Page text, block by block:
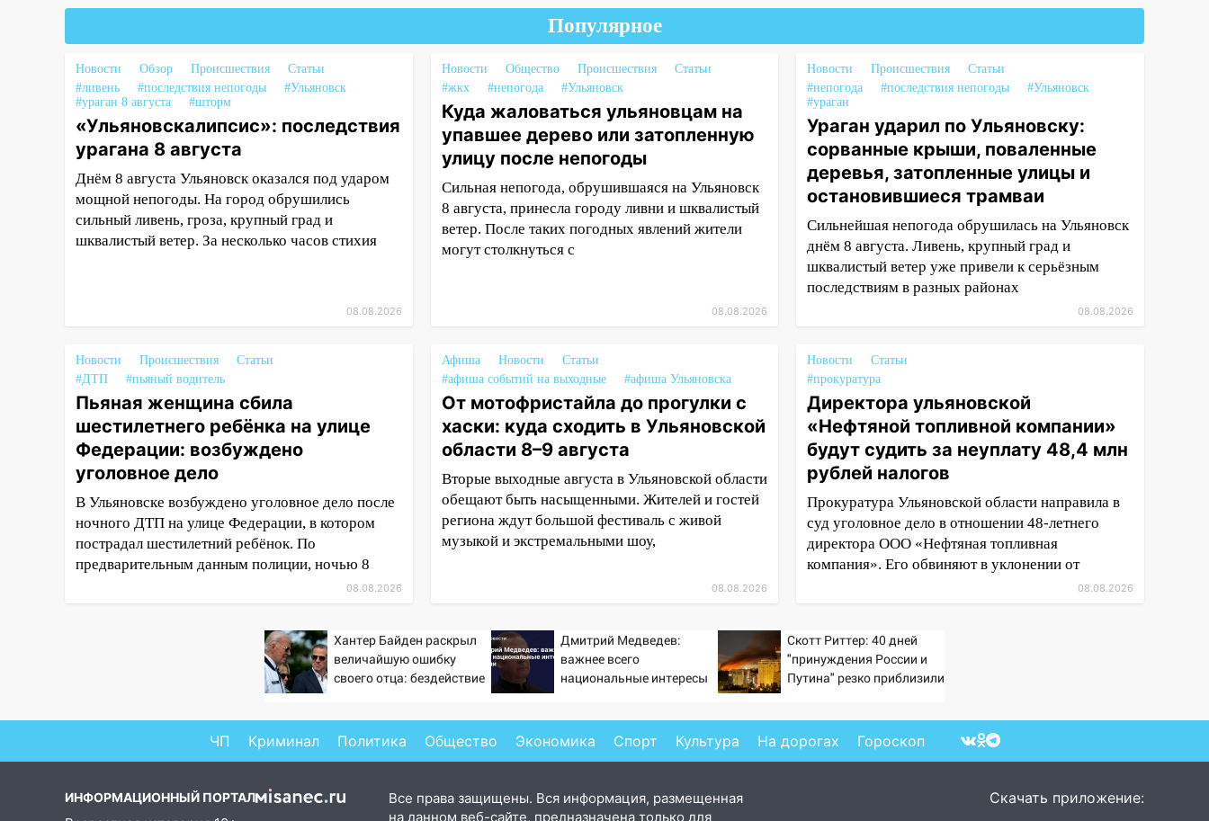
августа
16:34 Из-за мощной непогоды в
Ульяновске отменили
фестиваль «Наше время»
16:17 Мелекесский район
первым в Ульяновской области
намолотил более 100 тысяч
тонн зерна
15:17 В колледжи и техникумы
Ульяновской области подали
более 10 тысяч заявлений
14:28
Ураган вырвал остановку
на улице Деева в Заволжье
14:26 Жители Ульяновска сами
пытаются расчистить ливнёвки,
не дождавшись
коммунальщиков
14:16 Шторм продолжает
ломать город: на улице Любови
Шевцовой рухнул светофор
видом преподавателя
Куда жаловаться
ульяновцам на упавшее дерево
непогоды
13:59 В Новом городе
опалубку со строящегося дома
Популярное
Новости Обзор Происшествия
Статьи
#ливень
#последствия непогоды
#Ульяновск
#ураган 8 августа
#шторм
«Ульяновскалипсис»: последствия
урагана 8 августа
Днём 8 августа Ульяновск оказался под ударом
мощной непогоды. На город обрушились
сильный ливень, гроза, крупный град и
шквалистый ветер. За несколько часов стихия
08.08.2026
Новости Общество Происшествия
Статьи
#жкх
#непогода #Ульяновск
Куда жаловаться ульяновцам на
упавшее дерево или затопленную
улицу после непогоды
Сильная непогода, обрушившаяся на Ульяновск
8 августа, принесла городу ливни и шквалистый
ветер. После таких погодных явлений жители
могут столкнуться с
08.08.2026
Новости Происшествия
Статьи
#непогода
#последствия непогоды
#Ульяновск
#ураган
Ураган ударил по Ульяновску:
сорванные крыши, поваленные
деревья, затопленные улицы и
остановившиеся трамваи
Сильнейшая непогода обрушилась на Ульяновск
днём 8 августа. Ливень, крупный град и
шквалистый ветер уже привели к серьёзным
последствиям в разных районах
08.08.2026
Новости Происшествия
Статьи
#ДТП
#пьяный водитель
Пьяная женщина сбила
шестилетнего ребёнка на улице
Федерации: возбуждено
уголовное дело
В Ульяновске возбуждено уголовное дело после
ночного ДТП на улице Федерации, в котором
пострадал шестилетний ребёнок. По
предварительным данным полиции, ночью 8
08.08.2026
Афиша Новости
Статьи
#афиша событий на выходные
#афиша Ульяновска
От мотофристайла до прогулки с
хаски: куда сходить в Ульяновской
области 8–9 августа
Вторые выходные августа в Ульяновской области
обещают быть насыщенными. Жителей и гостей
региона ждут большой фестиваль с живой
музыкой и экстремальными шоу,
08.08.2026
Новости
Статьи
#прокуратура
Директора ульяновской
«Нефтяной топливной компании»
будут судить за неуплату 48,4 млн
рублей налогов
Прокуратура Ульяновской области направила в
суд уголовное дело в отношении 48-летнего
директора ООО «Нефтяная топливная
компания». Его обвиняют в уклонении от
08.08.2026
Хантер Байден раскрыл
величайшую ошибку
своего отца: бездействие
Дмитрий Медведев:
важнее всего
национальные интересы
Скотт Риттер: 40 дней
"принуждения России и
Путина" резко приблизили
ЧП Криминал Политика Общество Экономика Спорт Культура На дорогах Гороскоп
ИНФОРМАЦИОННЫЙ ПОРТАЛ
Все права защищены. Вся информация, размещенная
на данном веб-сайте, предназначена только для
Скачать приложение: